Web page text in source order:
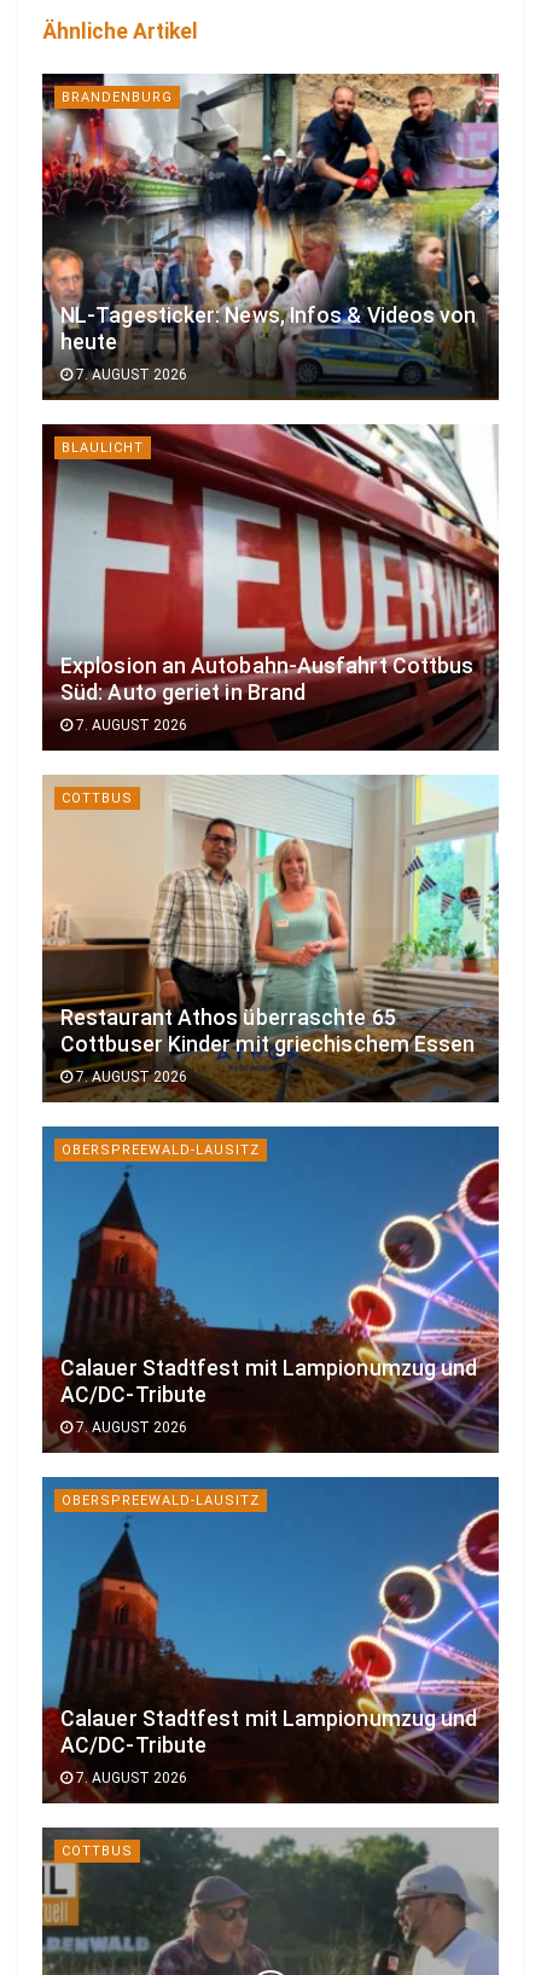
Ähnliche Artikel
BRANDENBURG
NL-Tagesticker: News, Infos & Videos von
heute
7. AUGUST 2026
BLAULICHT
Explosion an Autobahn-Ausfahrt Cottbus
Süd: Auto geriet in Brand
7. AUGUST 2026
COTTBUS
Restaurant Athos überraschte 65
Cottbuser Kinder mit griechischem Essen
7. AUGUST 2026
OBERSPREEWALD-LAUSITZ
Calauer Stadtfest mit Lampionumzug und
AC/DC-Tribute
7. AUGUST 2026
OBERSPREEWALD-LAUSITZ
Calauer Stadtfest mit Lampionumzug und
AC/DC-Tribute
7. AUGUST 2026
COTTBUS